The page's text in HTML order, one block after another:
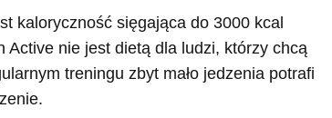
kaloryczność sięgająca do 3000 kcal
Active nie jest dietą dla ludzi, którzy chcą
treningu zbyt mało jedzenia potrafi